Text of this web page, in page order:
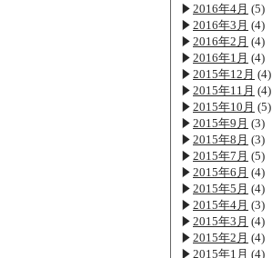
2016年4月 (5)
2016年3月 (4)
2016年2月 (4)
2016年1月 (4)
2015年12月 (4)
2015年11月 (4)
2015年10月 (5)
2015年9月 (3)
2015年8月 (3)
2015年7月 (5)
2015年6月 (4)
2015年5月 (4)
2015年4月 (3)
2015年3月 (4)
2015年2月 (4)
2015年1月 (4)